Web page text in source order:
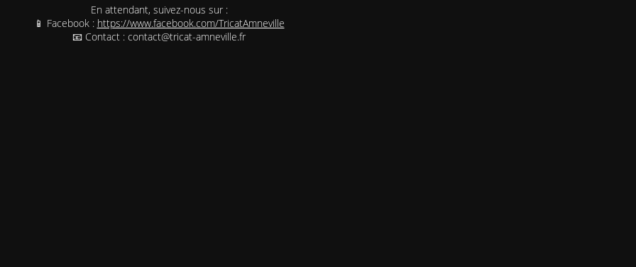
En attendant, suivez-nous sur :
📱 Facebook : https://www.facebook.com/TricatAmneville
📧 Contact : contact@tricat-amneville.fr